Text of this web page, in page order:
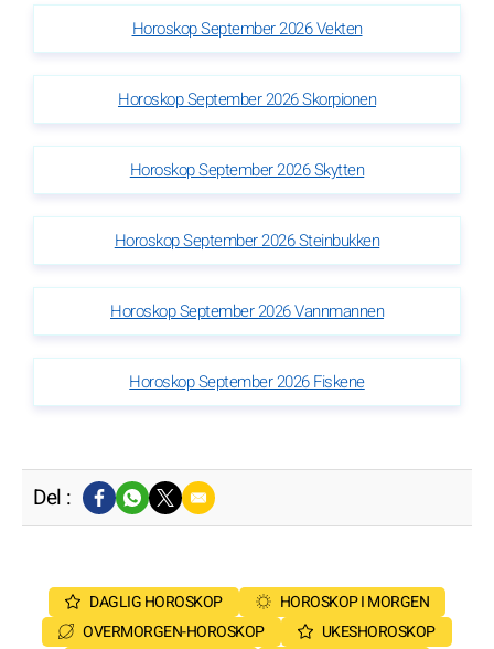
Horoskop September 2026 Vekten
Horoskop September 2026 Skorpionen
Horoskop September 2026 Skytten
Horoskop September 2026 Steinbukken
Horoskop September 2026 Vannmannen
Horoskop September 2026 Fiskene
Del :
DAGLIG HOROSKOP
HOROSKOP I MORGEN
OVERMORGEN-HOROSKOP
UKESHOROSKOP